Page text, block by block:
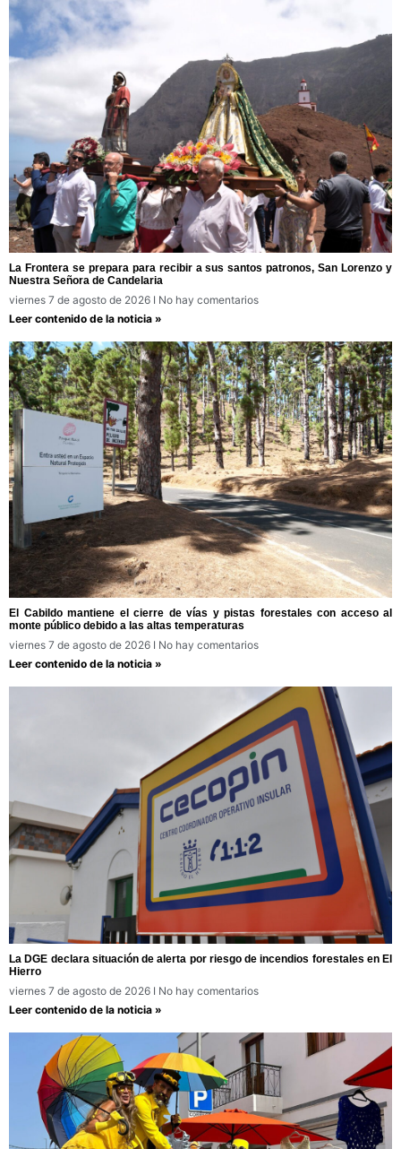
La Frontera se prepara para recibir a sus santos patronos, San Lorenzo y
Nuestra Señora de Candelaria
viernes 7 de agosto de 2026
No hay comentarios
Leer contenido de la noticia »
El Cabildo mantiene el cierre de vías y pistas forestales con acceso al
monte público debido a las altas temperaturas
viernes 7 de agosto de 2026
No hay comentarios
Leer contenido de la noticia »
La DGE declara situación de alerta por riesgo de incendios forestales en El
Hierro
viernes 7 de agosto de 2026
No hay comentarios
Leer contenido de la noticia »